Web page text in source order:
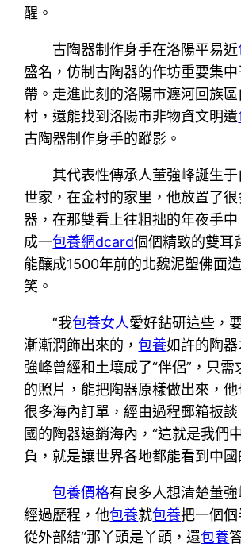
醒。
古陶器制作身手在洛陽平易近
盛名，仿制古陶器的作坊重要集
帶。走進此刻的洛陽市瀍河回族
村，還能找到洛陽市非物資文明遺
古陶器制作身手的蹤影。
其代表性傳承人董強峰誕生
世家，在金村的家里，他放置了
器，在那雙看上往粗拙的年夜手
成一包養網dcard個個精致的雙耳
能釀成1500年前的北魏泥塑佛面
笑。
“我包養女人愛好鉆研這些，
漸漸潤飾出來的，包養如許的陶器
強峰曾經和土壤成了“伴侶”，只需
的照片，能把陶器原樣做出來，
很多海內訂單，經由過程郵箱扳
國的陶器遠銷海內，“這就是我們
負，就是讓世界各地都能看到中國
包養價格有良多人想清楚董
經過歷程，他包養就包養把一個個
從外部結“那丫頭是丫頭，還包養